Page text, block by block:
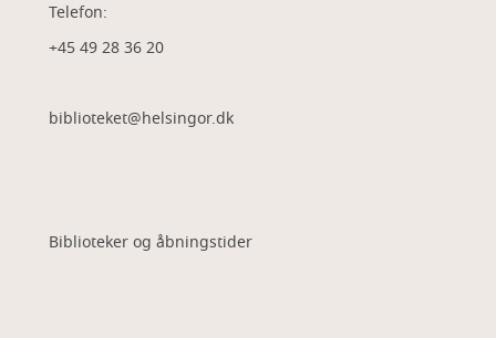
Telefon:
+45 49 28 36 20
biblioteket@helsingor.dk
Biblioteker og åbningstider